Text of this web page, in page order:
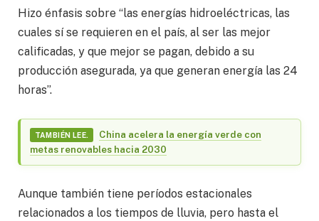
Hizo énfasis sobre “las energías hidroeléctricas, las
cuales sí se requieren en el país, al ser las mejor
calificadas, y que mejor se pagan, debido a su
producción asegurada, ya que generan energía las 24
horas”.
TAMBIÉN LEE.
China acelera la energía verde con
metas renovables hacia 2030
Aunque también tiene períodos estacionales
relacionados a los tiempos de lluvia, pero hasta el